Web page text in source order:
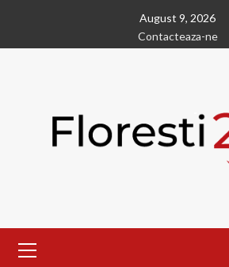
content
August 9, 2026
Contacteaza-ne
Menu